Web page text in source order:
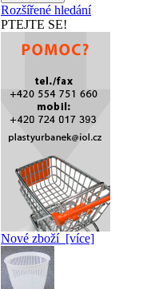
Rozšířené hledání
PTEJTE SE!
Nové zboží [více]